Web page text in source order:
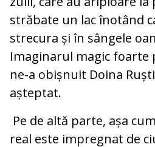
străbate un lac înotând
strecura și în sângele
Imaginarul magic foarte
ne-a obișnuit Doina
așteptat.
Pe de altă parte, așa
real este impregnat de